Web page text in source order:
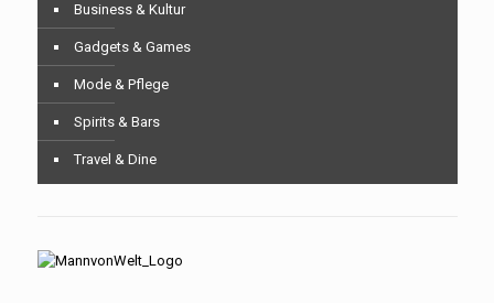
Business & Kultur
Gadgets & Games
Mode & Pflege
Spirits & Bars
Travel & Dine